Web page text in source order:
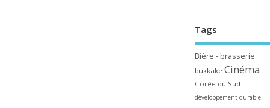
Tags
Bière - brasserie
bukkake Cinéma
Corée du Sud
développement durable